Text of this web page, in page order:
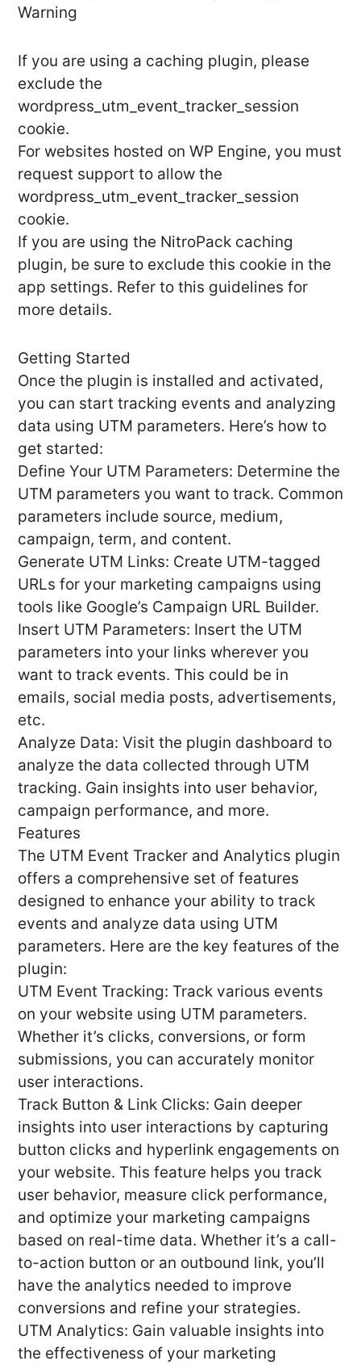
Warning
If you are using a caching plugin, please
exclude the
wordpress_utm_event_tracker_session
cookie.
For websites hosted on WP Engine, you must
request support to allow the
wordpress_utm_event_tracker_session
cookie.
If you are using the NitroPack caching
plugin, be sure to exclude this cookie in the
app settings. Refer to this guidelines for
more details.
Getting Started
Once the plugin is installed and activated,
you can start tracking events and analyzing
data using UTM parameters. Here’s how to
get started:
Define Your UTM Parameters: Determine the
UTM parameters you want to track. Common
parameters include source, medium,
campaign, term, and content.
Generate UTM Links: Create UTM-tagged
URLs for your marketing campaigns using
tools like Google’s Campaign URL Builder.
Insert UTM Parameters: Insert the UTM
parameters into your links wherever you
want to track events. This could be in
emails, social media posts, advertisements,
etc.
Analyze Data: Visit the plugin dashboard to
analyze the data collected through UTM
tracking. Gain insights into user behavior,
campaign performance, and more.
Features
The UTM Event Tracker and Analytics plugin
offers a comprehensive set of features
designed to enhance your ability to track
events and analyze data using UTM
parameters. Here are the key features of the
plugin:
UTM Event Tracking: Track various events
on your website using UTM parameters.
Whether it’s clicks, conversions, or form
submissions, you can accurately monitor
user interactions.
Track Button & Link Clicks: Gain deeper
insights into user interactions by capturing
button clicks and hyperlink engagements on
your website. This feature helps you track
user behavior, measure click performance,
and optimize your marketing campaigns
based on real-time data. Whether it’s a call-
to-action button or an outbound link, you’ll
have the analytics needed to improve
conversions and refine your strategies.
UTM Analytics: Gain valuable insights into
the effectiveness of your marketing